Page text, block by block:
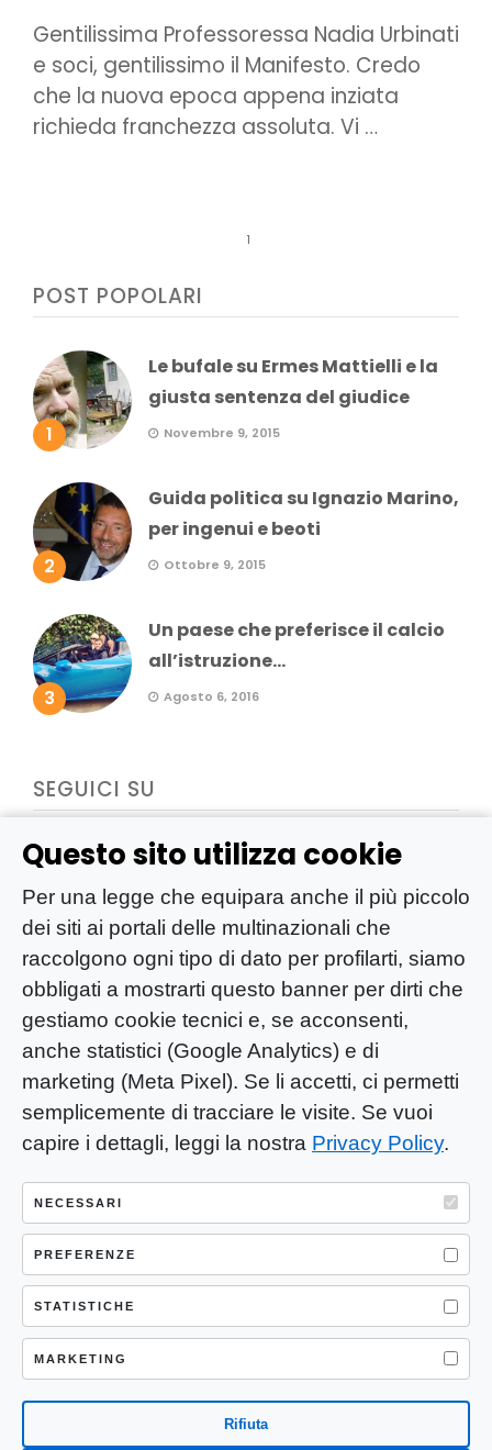
Questo sito utilizza cookie
Per una legge che equipara anche il più piccolo
dei siti ai portali delle multinazionali che
raccolgono ogni tipo di dato per profilarti, siamo
obbligati a mostrarti questo banner per dirti che
gestiamo cookie tecnici e, se acconsenti,
anche statistici (Google Analytics) e di
marketing (Meta Pixel). Se li accetti, ci permetti
semplicemente di tracciare le visite. Se vuoi
capire i dettagli, leggi la nostra Privacy Policy.
NECESSARI
PREFERENZE
STATISTICHE
MARKETING
Rifiuta
Gentilissima Professoressa Nadia Urbinati
e soci, gentilissimo il Manifesto. Credo
che la nuova epoca appena inziata
richieda franchezza assoluta. Vi …
1
POST POPOLARI
1
Le bufale su Ermes Mattielli e la
giusta sentenza del giudice
Novembre 9, 2015
2
Guida politica su Ignazio Marino,
per ingenui e beoti
Ottobre 9, 2015
3
Un paese che preferisce il calcio
all’istruzione...
Agosto 6, 2016
SEGUICI SU
YOU-ng Slow Journalism è una testata
giornalistica di proprietà di Mastino S.R.L.
Registrazione presso Trib. Santa Maria
Capua Vetere (CE) n° 900 del 31/01/2025 |
ISSN 3103-4683
P.IVA: 04755530617
Sede Legale: CASERTA – VIA LORENZO MARIA
NERONI 11 CAP 81100